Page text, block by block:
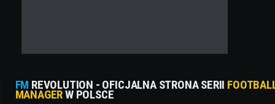
FM REVOLUTION - OFICJALNA STRONA SERII
MANAGERW POLSCE